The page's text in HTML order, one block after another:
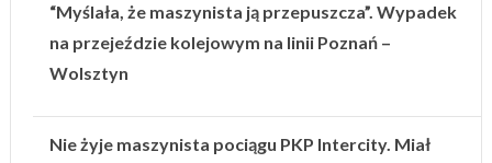
“Myślała, że maszynista ją przepuszcza”. Wypadek
na przejeździe kolejowym na linii Poznań –
Wolsztyn
Nie żyje maszynista pociągu PKP Intercity. Miał